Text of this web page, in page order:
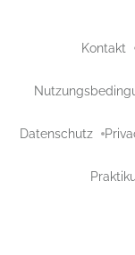
Kontakt
Datenschutz